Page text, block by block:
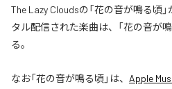
The Lazy Cloudsの「花の音が鳴る頃
タル配信された楽曲は、「花の音が
る。
なお「花の音が鳴る頃」は、 Apple